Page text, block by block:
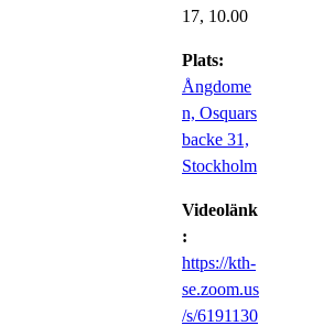
17, 10.00
Plats:
Ångdome
n, Osquars
backe 31,
Stockholm
Videolänk
:
https://kth-
se.zoom.us
/s/6191130